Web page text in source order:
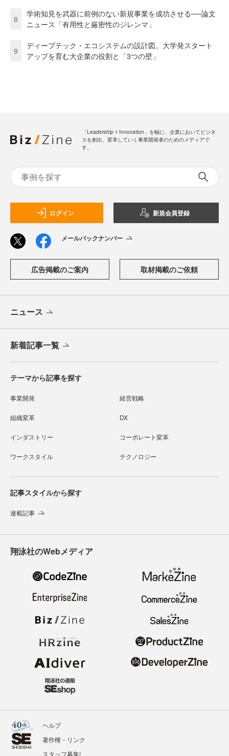
8
学術知見を武器に前例のない新規事業を成功させる──論文
ニュース「有用性と厳密性のジレンマ」
9
ディープテック・エコシステムの設計図。大学発スタート
アップを育む大企業の役割と「3つの壁」
「Leadership ☓ Innovation」を軸に、企業においてビジネ
スを創出、変革していく事業開発者のためのメディアで
す。
ログイン 新規会員登録
メールバックナンバー
広告掲載のご案内 取材掲載のご依頼
ニュース
新着記事一覧
テーマから記事を探す
事業開発 経営戦略
組織変革 DX
インダストリー コーポレート変革
ワークスタイル テクノロジー
記事スタイルから探す
連載記事
翔泳社のWebメディア
ヘルプ
著作権・リンク
スタッフ募集!